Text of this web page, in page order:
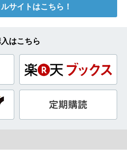
サイトはこちら！
はこちら